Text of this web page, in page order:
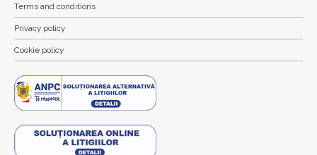
Terms and conditions
Privacy policy
Cookie policy